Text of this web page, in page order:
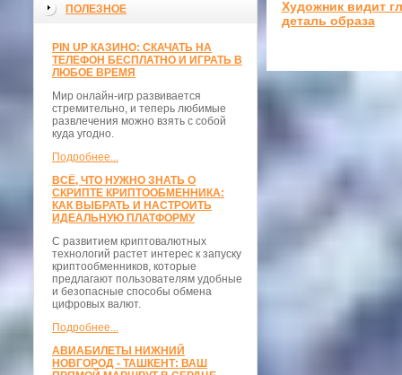
ПОЛЕЗНОЕ
PIN UP КАЗИНО: СКАЧАТЬ НА
ТЕЛЕФОН БЕСПЛАТНО И ИГРАТЬ В
ЛЮБОЕ ВРЕМЯ
Мир онлайн-игр развивается
стремительно, и теперь любимые
развлечения можно взять с собой
куда угодно.
Подробнее...
ВСЁ, ЧТО НУЖНО ЗНАТЬ О
СКРИПТЕ КРИПТООБМЕННИКА:
КАК ВЫБРАТЬ И НАСТРОИТЬ
ИДЕАЛЬНУЮ ПЛАТФОРМУ
С развитием криптовалютных
технологий растет интерес к запуску
криптообменников, которые
предлагают пользователям удобные
и безопасные способы обмена
цифровых валют.
Подробнее...
АВИАБИЛЕТЫ НИЖНИЙ
НОВГОРОД - ТАШКЕНТ: ВАШ
Художник видит
деталь образа